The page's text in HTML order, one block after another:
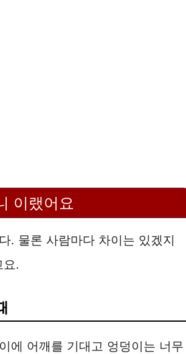
이랬어요
. 물론 사람마다 차이는 있겠지
요.
에 어깨를 기대고 엉덩이는 너무